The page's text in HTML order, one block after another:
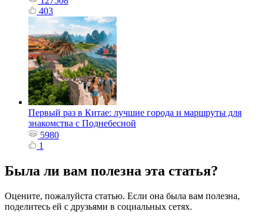
403
Первый раз в Китае: лучшие города и маршруты для
знакомства с Поднебесной
5980
1
Была ли вам полезна эта статья?
Оцените, пожалуйста статью. Если она была вам полезна,
поделитесь ей с друзьями в социальных сетях.